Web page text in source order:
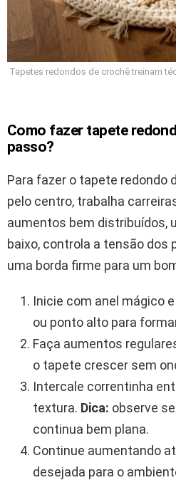
Tapetes redondos de crochê treinam
Como fazer tapete
passo?
Para fazer o tapete redondo
pelo centro, trabalha
aumentos bem distribuídos,
baixo, controla a tensão dos
uma borda firme para um
Inicie com anel mágico
ou ponto alto para
Faça aumentos
o tapete crescer sem
Intercale correntinha
textura. Dica: observe
continua bem plana.
Continue aumentando
desejada para o